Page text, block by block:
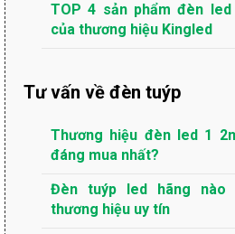
TOP 4 sản phẩm đèn
của thương hiệu Kingled
Tư vấn về đèn tuýp
Thương hiệu đèn led 1
đáng mua nhất?
Đèn tuýp led hãng nào
thương hiệu uy tín